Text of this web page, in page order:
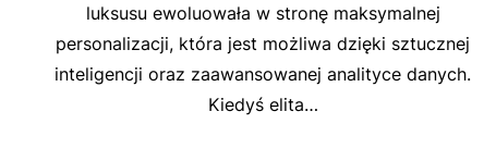
luksusu ewoluowała w stronę maksymalnej
personalizacji, która jest możliwa dzięki sztucznej
inteligencji oraz zaawansowanej analityce danych.
Kiedyś elita…